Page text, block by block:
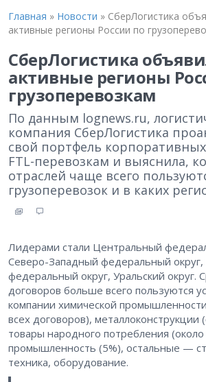
Главная » Новости » СберЛогистика
активные регионы России по
СберЛогистика
активные регионы
грузоперевозкам
По данным lognews.ru,
компания СберЛогистика
свой портфель
FTL-перевозкам и выяснила,
отраслей чаще всего
грузоперевозок и в каких
Лидерами стали Центральный
Северо-Западный федеральный
федеральный округ, Уральский округ.
договоров больше всего пользуются
компании химической
всех договоров), металлоконструкции
товары народного потребления
промышленность (5%), остальные —
техника, оборудование.